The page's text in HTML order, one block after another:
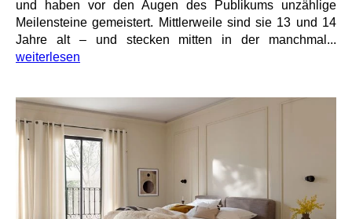
und haben vor den Augen des Publikums unzählige
Meilensteine gemeistert. Mittlerweile sind sie 13 und 14
Jahre alt – und stecken mitten in der manchmal...
weiterlesen